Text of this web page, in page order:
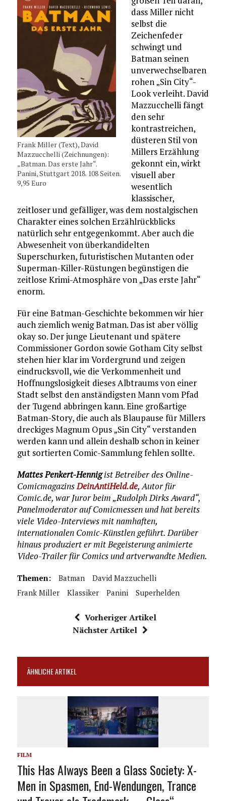
Frank Miller (Text), David
Mazzucchelli (Zeichnungen):
„Batman. Das erste Jahr“.
Panini, Stuttgart 2018. 108 Seiten.
9,95 Euro
dass Miller nicht
selbst die
Zeichenfeder
schwingt und
Batman seinen
unverwechselbaren
rohen „Sin City“-
Look verleiht. David
Mazzucchelli fängt
den sehr
kontrastreichen,
düsteren Stil von
Millers Erzählung
gekonnt ein, wirkt
visuell aber
wesentlich
klassischer,
zeitloser und gefälliger, was dem nostalgischen
Charakter eines solchen Erzählrückblicks
natürlich sehr entgegenkommt. Aber auch die
Abwesenheit von überkandidelten
Superschurken, futuristischen Mutanten oder
Superman-Killer-Rüstungen begünstigen die
zeitlose Krimi-Atmosphäre von „Das erste Jahr“
enorm.
Für eine Batman-Geschichte bekommen wir hier
auch ziemlich wenig Batman. Das ist aber völlig
okay so. Der junge Lieutenant und spätere
Commissioner Gordon sowie Gotham City selbst
stehen hier klar im Vordergrund und zeigen
eindrucksvoll, wie die Verkommenheit und
Hoffnungslosigkeit dieses Albtraums von einer
Stadt selbst den anständigsten Mann vom Pfad
der Tugend abbringen kann. Eine großartige
Batman-Story, die auch als Blaupause für Millers
dreckiges Magnum Opus „Sin City“ verstanden
werden kann und allein deshalb schon in keiner
gut sortierten Comic-Sammlung fehlen sollte.
Mattes Penkert-Hennigist Betreiber des Online-
ComicmagazinsDeinAntiHeld.de, Autor für
Comic.de, war Juror beim „Rudolph Dirks Award“,
Panelmoderator auf Comicmessen und hat bereits
viele Video-Interviews mit namhaften,
internationalen Comic-Künstlen geführt. Darüber
hinaus produziert er mit Begeisterung animierte
Video-Trailer für Comics und artverwandte Medien.
Themen: Batman
David Mazzuchelli
Frank Miller
Klassiker Panini Superhelden
Vorheriger Artikel
Nächster Artikel
ÄHNLICHE ARTIKEL
FILM
This Has Always Been a Glass Society: X-
Men in Spasmen, End-Wendungen, Trance